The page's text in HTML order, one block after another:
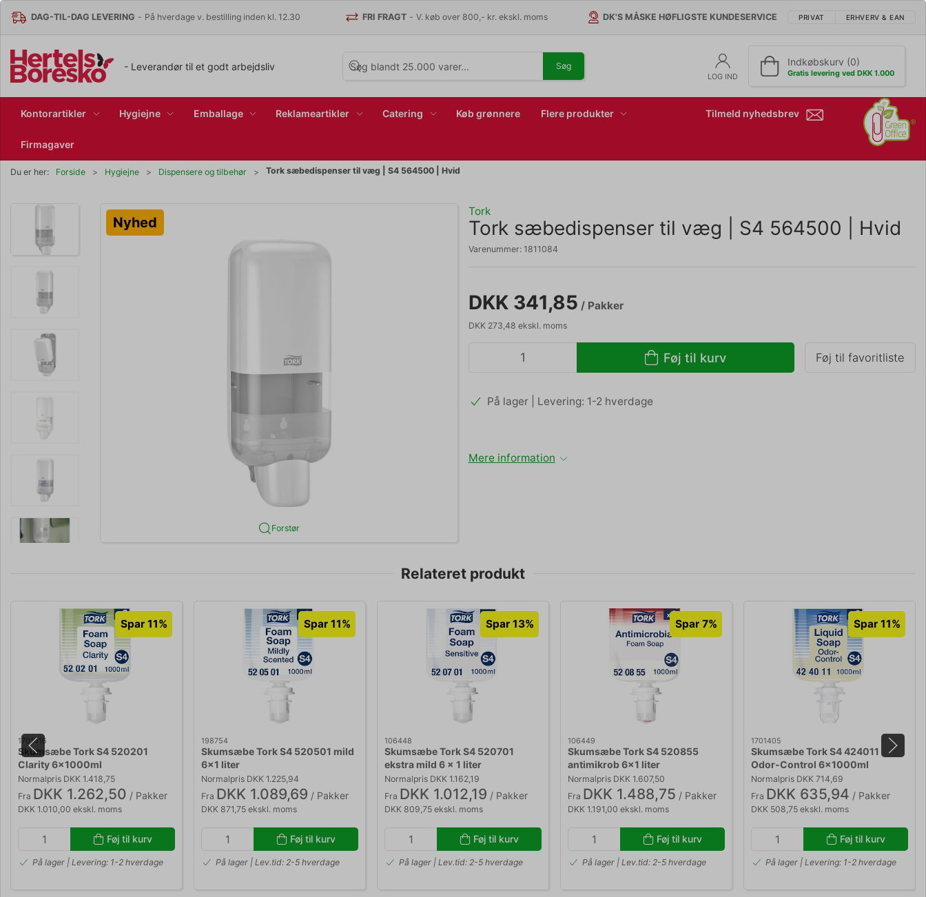
DAG-TIL-DAG LEVERING - På hverdage v. bestilling inden kl. 12.30 FRI FRAGT -V. køb over 800,- kr. ekskl. moms DK'S MÅSKE HØFLIGSTE KUNDESERVICE PRIVAT ERHVERV & EAN
- Leverandør til et godt arbejdsliv Søg
LOG IND
Indkøbskurv (0)
Gratis levering ved DKK 1.000
Kontorartikler Hygiejne Emballage Reklameartikler Catering Køb grønnere Flere produkter
Firmagaver
Tilmeld nyhedsbrev
Du er her: Forside Hygiejne Dispensere og tilbehør Tork sæbedispenser til væg | S4 564500 | Hvid
Nyhed
Forstør
Tork
Tork sæbedispenser til væg | S4 564500 | Hvid
Varenummer: 1811084
DKK 341,85 / Pakker
DKK 273,48 ekskl. moms
Føj til kurv Føj til favoritliste
På lager | Levering: 1-2 hverdage
Mere information
Relateret produkt
Spar 11%
1701416
Skumsæbe Tork S4 520201
Clarity 6x1000ml
Normalpris DKK 1.418,75
Fra DKK 1.262,50 / Pakker
DKK 1.010,00 ekskl. moms
Føj til kurv
På lager | Levering: 1-2 hverdage
Spar 11%
198754
Skumsæbe Tork S4 520501 mild
6x1 liter
Normalpris DKK 1.225,94
Fra DKK 1.089,69 / Pakker
DKK 871,75 ekskl. moms
Føj til kurv
På lager | Lev.tid: 2-5 hverdage
Spar 13%
106448
Skumsæbe Tork S4 520701
ekstra mild 6 x 1 liter
Normalpris DKK 1.162,19
Fra DKK 1.012,19 / Pakker
DKK 809,75 ekskl. moms
Føj til kurv
På lager | Lev.tid: 2-5 hverdage
Spar 7%
106449
Skumsæbe Tork S4 520855
antimikrob 6x1 liter
Normalpris DKK 1.607,50
Fra DKK 1.488,75 / Pakker
DKK 1.191,00 ekskl. moms
Føj til kurv
På lager | Lev.tid: 2-5 hverdage
Spar 11%
1701405
Skumsæbe Tork S4 424011
Odor-Control 6x1000ml
Normalpris DKK 714,69
Fra DKK 635,94 / Pakker
DKK 508,75 ekskl. moms
Føj til kurv
På lager | Levering: 1-2 hverdage